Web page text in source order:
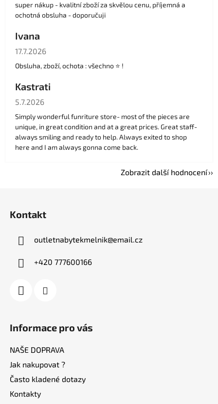
super nákup - kvalitní zboží za skvělou cenu, příjemná a
ochotná obsluha - doporučuji
Ivana
Hodnocení obchodu je 5 z 5 hvězdiček.
17.7.2026
Obsluha, zboží, ochota : všechno ⭐️ !
Kastrati
Hodnocení obchodu je 5 z 5 hvězdiček.
5.7.2026
Simply wonderful funriture store- most of the pieces are
unique, in great condition and at a great prices. Great staff-
always smiling and ready to help. Always exited to shop
here and I am always gonna come back.
Zobrazit další hodnocení
Kontakt
outletnabytekmelnik@email.cz
+420 777600166
Informace pro vás
NAŠE DOPRAVA
Jak nakupovat ?
Často kladené dotazy
Kontakty